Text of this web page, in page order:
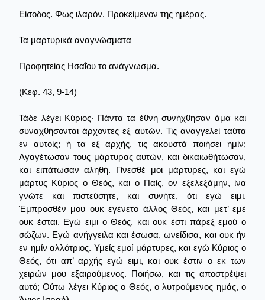
Είσοδος. Φως ιλαρόν. Προκείμενον της ημέρας.
Τα μαρτυρικά αναγνώσματα
Προφητείας Ησαΐου το ανάγνωσμα.
(Κεφ. 43, 9-14)
Τάδε λέγει Κύριος· Πάντα τα έθνη συνήχθησαν άμα και
συναχθήσονται άρχοντες εξ αυτών. Τις αναγγελεί ταύτα
εν αυτοίς; ή τα εξ αρχής, τις ακουστά ποιήσει ημίν;
Αγαγέτωσαν τους μάρτυρας αυτών, και δικαιωθήτωσαν,
και ειπάτωσαν αληθή. Γίνεσθέ μοι μάρτυρες, και εγώ
μάρτυς Κύριος ο Θεός, και ο Παίς, ον εξελεξάμην, ίνα
γνώτε και πιστεύσητε, και συνήτε, ότι εγώ ειμι.
Έμπροσθέν μου ουκ εγένετο άλλος Θεός, και μετ’ εμέ
ουκ έσται. Εγώ ειμι ο Θεός, και ουκ έστι πάρεξ εμού ο
σώζων. Εγώ ανήγγειλα και έσωσα, ωνείδισα, και ουκ ήν
εν ημίν αλλότριος. Υμείς εμοί μάρτυρες, και εγώ Κύριος ο
Θεός, ότι απ’ αρχής εγώ ειμι, και ουκ έστιν ο εκ των
χειρών μου εξαιρούμενος. Ποιήσω, και τις αποστρέψει
αυτό; Ούτω λέγει Κύριος ο Θεός, ο λυτρούμενος ημάς, ο